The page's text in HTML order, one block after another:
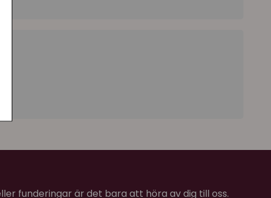
cm
cm
funderingar är det bara att höra av dig till oss.